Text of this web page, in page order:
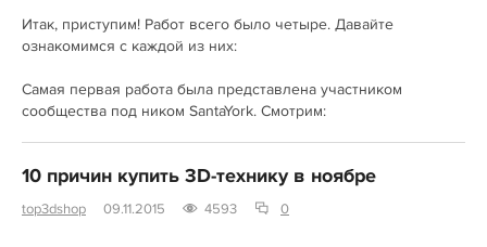
Итак, приступим! Работ всего было четыре. Давайте
ознакомимся с каждой из них:
Самая первая работа была представлена участником
сообщества под ником SantaYork. Смотрим:
10 причин купить 3D-технику в ноябре
top3dshop 09.11.2015 4593 0